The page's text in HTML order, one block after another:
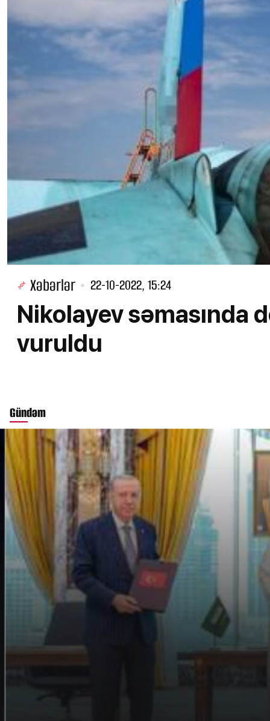
Xəbərlər 22-10-2022, 15:24
Nikolayev səmasında
vuruldu
Gündəm